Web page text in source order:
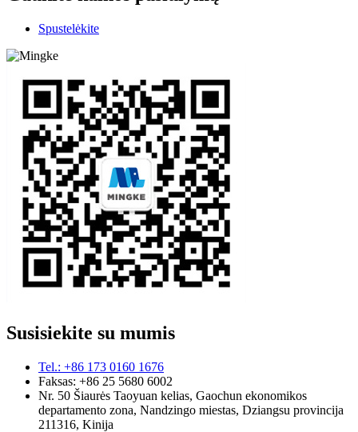
Spustelėkite
Susisiekite su mumis
Tel.: +86 173 0160 1676
Faksas: +86 25 5680 6002
Nr. 50 Šiaurės Taoyuan kelias, Gaochun ekonomikos
departamento zona, Nandzingo miestas, Dziangsu provincija
211316, Kinija